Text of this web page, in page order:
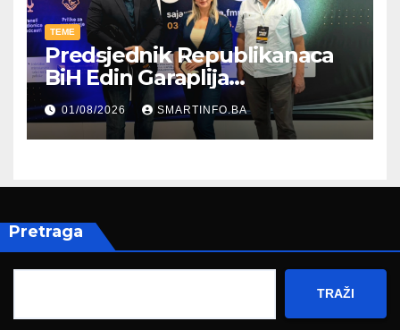
TEME
Predsjednik Republikanaca
BiH Edin Garaplija
prisustvovao prezentaciji
Federalnog sajma
zapošljavanja
01/08/2026 SMARTINFO.BA
Pretraga
TRAŽI